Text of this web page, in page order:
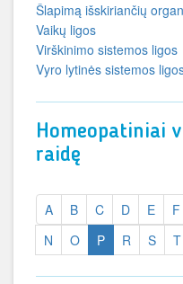
Šlapimą išskiriančių
Vaikų ligos
Virškinimo sistemos ligos
Vyro lytinės sistemos
Homeopatiniai
raidę
A B C D E F
N
O P R S T